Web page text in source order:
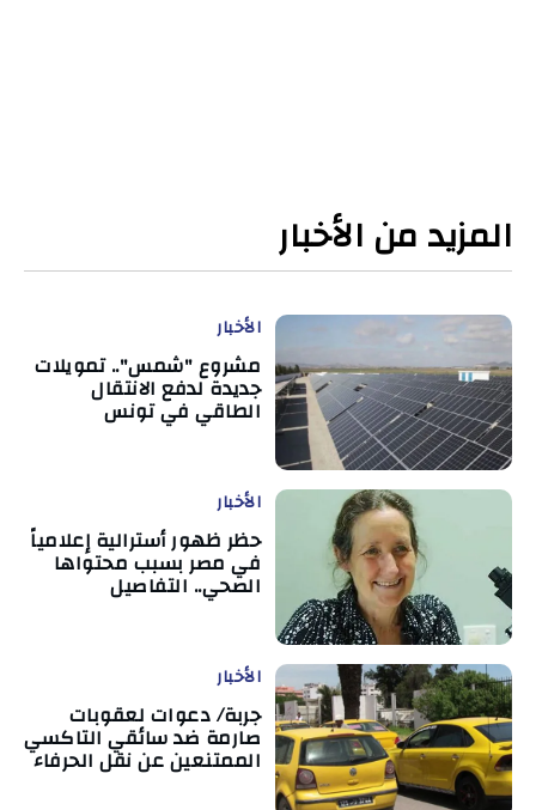
المزيد من الأخبار
الأخبار
مشروع "شمس".. تمويلات
جديدة لدفع الانتقال
الطاقي في تونس
الأخبار
حظر ظهور أسترالية إعلامياً
في مصر بسبب محتواها
الصحي.. التفاصيل
الأخبار
جربة/ دعوات لعقوبات
صارمة ضد سائقي التاكسي
الممتنعين عن نقل الحرفاء